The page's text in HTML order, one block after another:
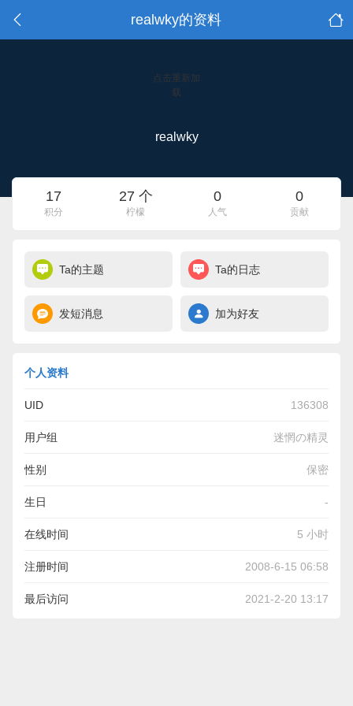
realwky的资料
点击重新加
载
realwky
17
积分
27 个
柠檬
0
人气
0
贡献
Ta的主题 Ta的日志
发短消息 加为好友
个人资料
UID 136308
用户组 迷惘の精灵
性别 保密
生日 -
在线时间 5 小时
注册时间 2008-6-15 06:58
最后访问 2021-2-20 13:17